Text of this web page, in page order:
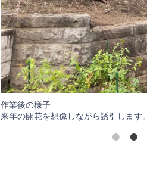
作業後の様子
来年の開花を想像しながら誘引します。